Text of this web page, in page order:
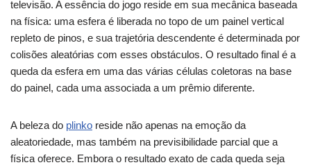
televisão. A essência do jogo reside em sua mecânica baseada
na física: uma esfera é liberada no topo de um painel vertical
repleto de pinos, e sua trajetória descendente é determinada por
colisões aleatórias com esses obstáculos. O resultado final é a
queda da esfera em uma das várias células coletoras na base
do painel, cada uma associada a um prêmio diferente.
A beleza do plinko reside não apenas na emoção da
aleatoriedade, mas também na previsibilidade parcial que a
física oferece. Embora o resultado exato de cada queda seja